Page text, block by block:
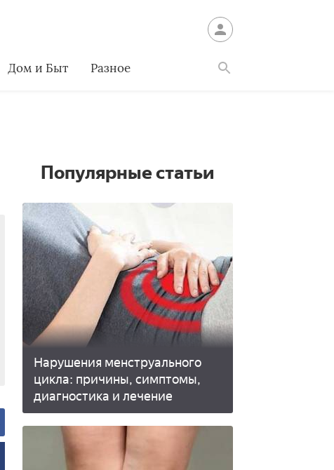
Дом и Быт Разное
Популярные статьи
Нарушения менструального
цикла: причины, симптомы,
диагностика и лечение